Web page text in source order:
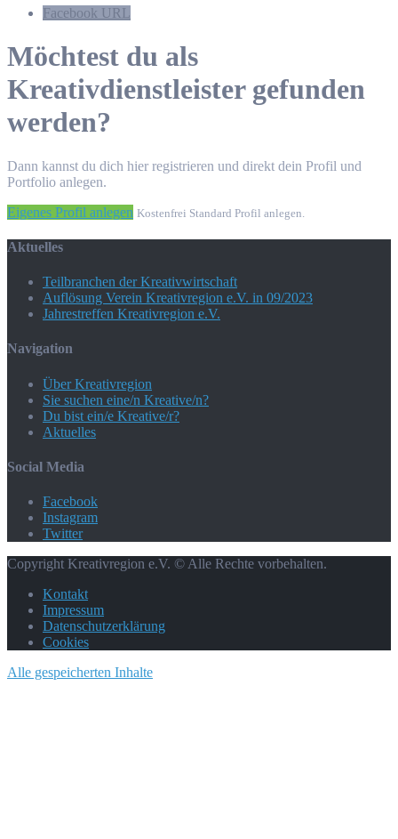
Facebook URL
Möchtest du als
Kreativdienstleister gefunden
werden?
Dann kannst du dich hier registrieren und direkt dein Profil und
Portfolio anlegen.
Eigenes Profil anlegen Kostenfrei Standard Profil anlegen.
Aktuelles
Teilbranchen der Kreativwirtschaft
Auflösung Verein Kreativregion e.V. in 09/2023
Jahrestreffen Kreativregion e.V.
Navigation
Über Kreativregion
Sie suchen eine/n Kreative/n?
Du bist ein/e Kreative/r?
Aktuelles
Social Media
Facebook
Instagram
Twitter
Copyright Kreativregion e.V. © Alle Rechte vorbehalten.
Kontakt
Impressum
Datenschutzerklärung
Cookies
Alle gespeicherten Inhalte